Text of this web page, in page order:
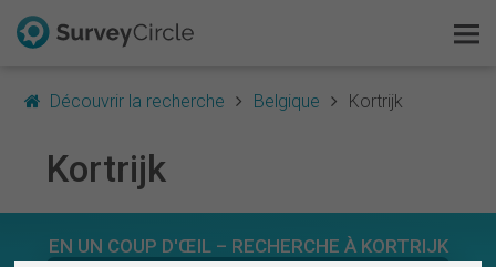
Découvrir la recherche Belgique Kortrijk
Kortrijk
EN UN COUP D'ŒIL – RECHERCHE À KORTRIJK
Survey Ranking